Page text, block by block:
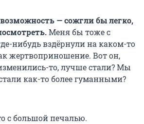
— сожгли бы легко,
Меня бы тоже с
нибудь вздёрнули на каком-то
жертвоприношение. Вот он,
то, лучше стали? Мы
как-то более гуманными?
с большой печалью.